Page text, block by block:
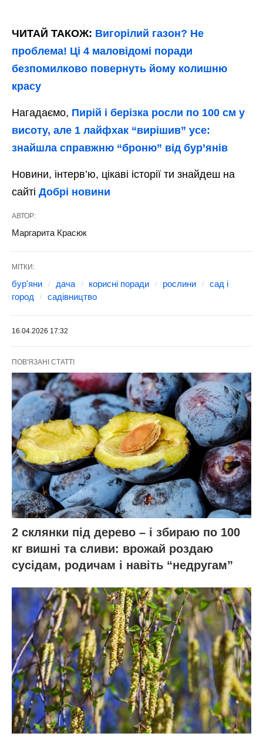
ЧИТАЙ ТАКОЖ: Вигорілий газон? Не
проблема! Ці 4 маловідомі поради
безпомилково повернуть йому колишню
красу
Нагадаємо, Пирій і берізка росли по 100 см у
висоту, але 1 лайфхак “вирішив” усе:
знайшла справжню “броню” від бур’янів
Новини, інтерв’ю, цікаві історії ти знайдеш на
сайті Добрі новини
АВТОР:
Маргарита Красюк
МІТКИ:
бур'яни дача корисні поради рослини
сад і
город
садівництво
16.04.2026 17:32
ПОВ'ЯЗАНІ СТАТТІ
2 склянки під дерево – і збираю по 100
кг вишні та сливи: врожай роздаю
сусідам, родичам і навіть “недругам”